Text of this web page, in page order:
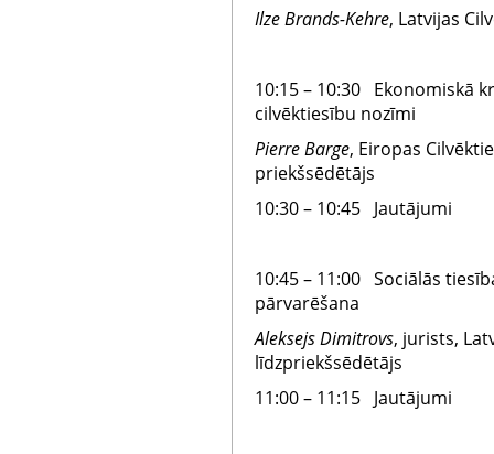
Ilze Brands-Kehre, Latvijas
10:15 – 10:30 Ekonomiskā
cilvēktiesību nozīmi
Pierre Barge, Eiropas
priekšsēdētājs
10:30 – 10:45 Jautājumi
10:45 – 11:00 Sociālās
pārvarēšana
Aleksejs Dimitrovs, jurists,
līdzpriekšsēdētājs
11:00 – 11:15 Jautājumi